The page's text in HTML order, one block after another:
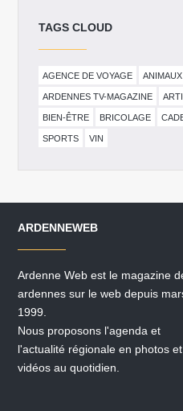
TAGS CLOUD
AGENCE DE VOYAGE ANIMAUX
ARDENNES TV-MAGAZINE
BIEN-ÊTRE BRICOLAGE
SPORTS VIN
ARDENNEWEB
Ardenne Web est le magazine
ardennes sur le web depuis
1999.
Nous proposons l'agenda et
l'actualité régionale en photos et
vidéos au quotidien.